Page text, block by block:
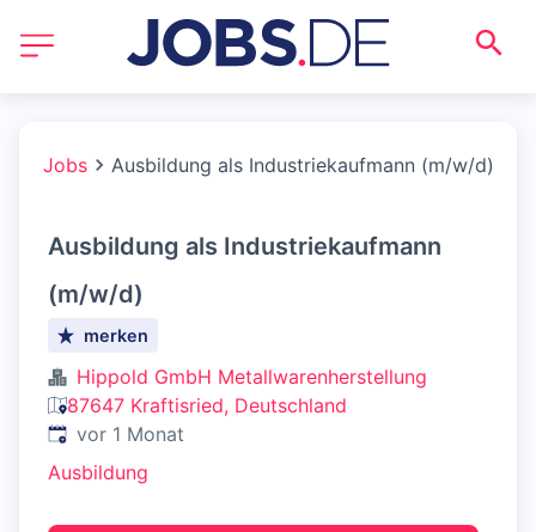
Jobs Ausbildung als Industriekaufmann (m/w/d)
Ausbildung als Industriekaufmann
(m/w/d)
merken
Hippold GmbH Metallwarenherstellung
87647 Kraftisried, Deutschland
Veröffentlicht:
vor 1 Monat
Ausbildung